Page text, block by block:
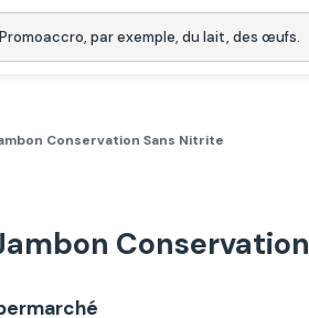
Conservation Sans Nitrite
Conservation